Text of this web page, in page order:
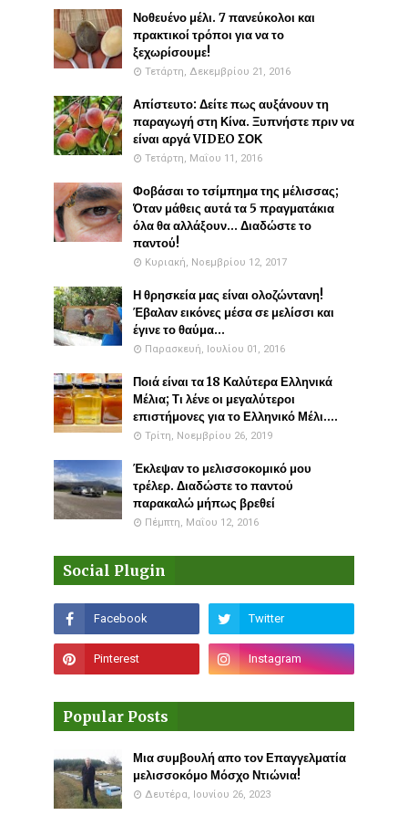
Νοθευένο μέλι. 7 πανεύκολοι και
πρακτικοί τρόποι για να το
ξεχωρίσουμε!
Τετάρτη, Δεκεμβρίου 21, 2016
Απίστευτο: Δείτε πως αυξάνουν τη
παραγωγή στη Κίνα. Ξυπνήστε πριν να
είναι αργά VIDEO ΣΟΚ
Τετάρτη, Μαΐου 11, 2016
Φοβάσαι το τσίμπημα της μέλισσας;
Όταν μάθεις αυτά τα 5 πραγματάκια
όλα θα αλλάξουν... Διαδώστε το
παντού!
Κυριακή, Νοεμβρίου 12, 2017
Η θρησκεία μας είναι ολοζώντανη!
Έβαλαν εικόνες μέσα σε μελίσσι και
έγινε το θαύμα...
Παρασκευή, Ιουλίου 01, 2016
Ποιά είναι τα 18 Καλύτερα Ελληνικά
Μέλια; Τι λένε οι μεγαλύτεροι
επιστήμονες για το Ελληνικό Μέλι....
Τρίτη, Νοεμβρίου 26, 2019
Έκλεψαν το μελισσοκομικό μου
τρέλερ. Διαδώστε το παντού
παρακαλώ μήπως βρεθεί
Πέμπτη, Μαΐου 12, 2016
Social Plugin
Popular Posts
Μια συμβουλή απο τον Επαγγελματία
μελισσοκόμο Μόσχο Ντιώνια!
Δευτέρα, Ιουνίου 26, 2023